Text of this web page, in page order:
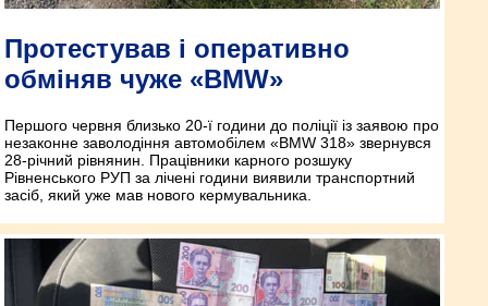
Протестував і оперативно
обміняв чуже «BMW»
Першого червня близько 20-ї години до поліції із заявою про
незаконне заволодіння автомобілем «BMW 318» звернувся
28-річний рівнянин. Працівники карного розшуку
Рівненського РУП за лічені години виявили транспортний
засіб, який уже мав нового кермувальника.